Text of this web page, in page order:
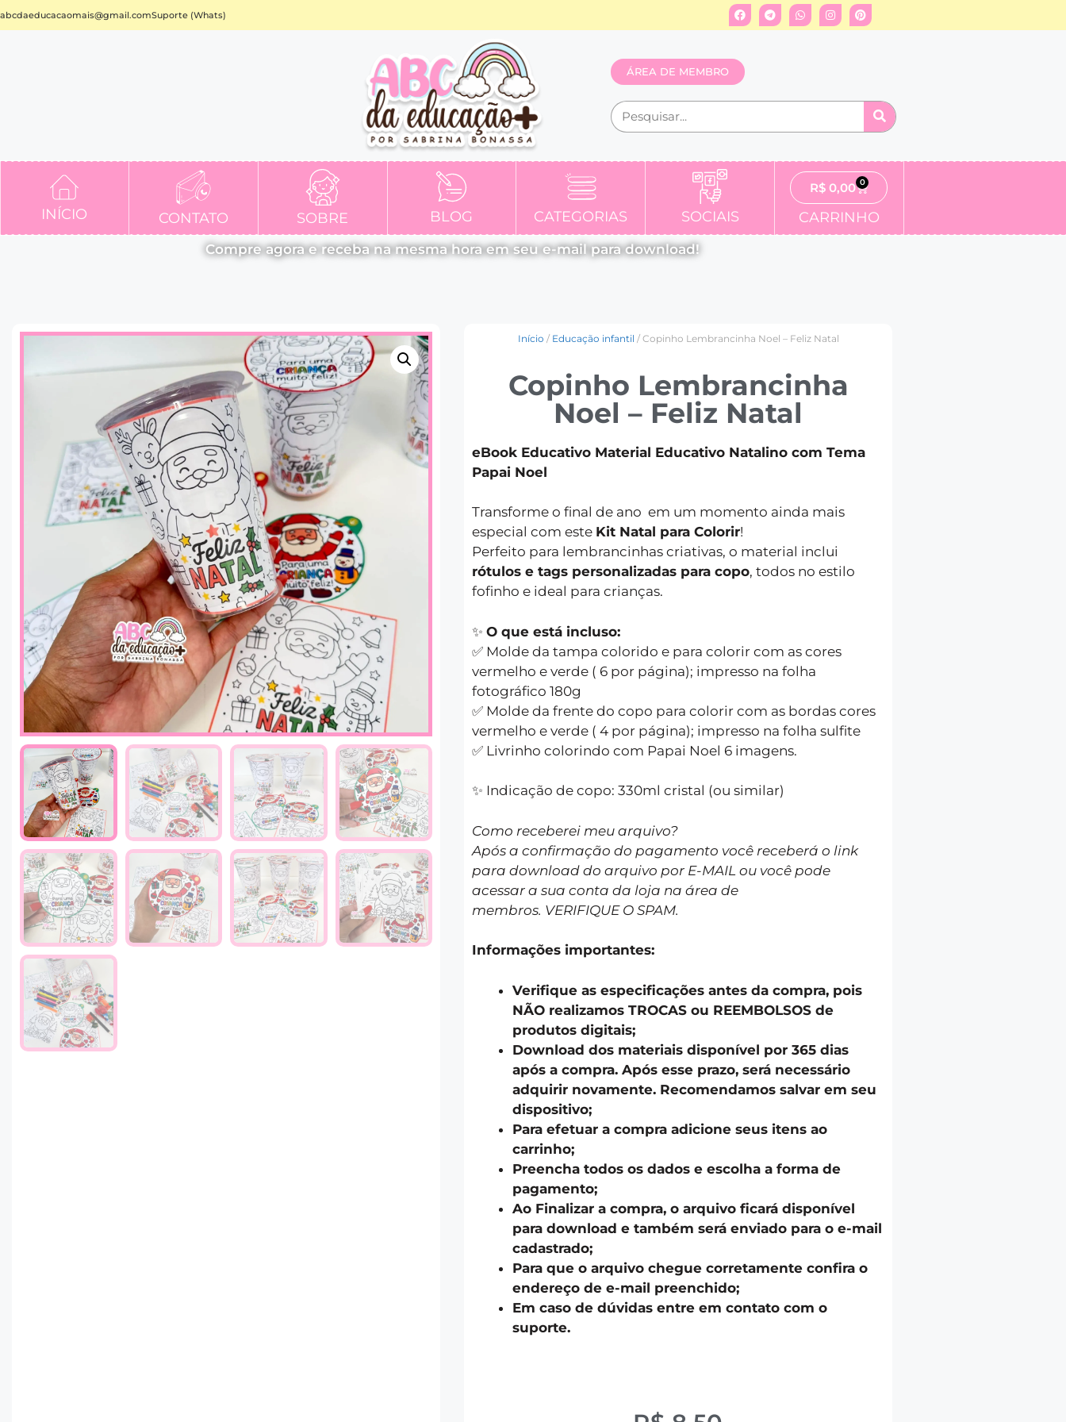
abcdaeducacaomais@gmail.comSuporte (Whats)
ÁREA DE MEMBRO
INÍCIO CONTATO SOBRE BLOG CATEGORIAS SOCIAIS
R$ 0,00 0
CARRINHO
Compre agora e receba na mesma hora em seu e-mail para download!
Início / Educação infantil / Copinho Lembrancinha Noel – Feliz Natal
Copinho Lembrancinha
Noel – Feliz Natal
eBook Educativo Material Educativo Natalino com Tema
Papai Noel
Transforme o final de ano em um momento ainda mais
especial com este Kit Natal para Colorir!
Perfeito para lembrancinhas criativas, o material inclui
rótulos e tags personalizadas para copo, todos no estilo
fofinho e ideal para crianças.
✨ O que está incluso:
✅ Molde da tampa colorido e para colorir com as cores
vermelho e verde ( 6 por página); impresso na folha
fotográfico 180g
✅ Molde da frente do copo para colorir com as bordas cores
vermelho e verde ( 4 por página); impresso na folha sulfite
✅ Livrinho colorindo com Papai Noel 6 imagens.
✨ Indicação de copo: 330ml cristal (ou similar)
Como receberei meu arquivo?
Após a confirmação do pagamento você receberá o link
para download do arquivo por E-MAIL ou você pode
acessar a sua conta da loja na área de
membros. VERIFIQUE O SPAM.
Informações importantes:
Verifique as especificações antes da compra, pois
NÃO realizamos TROCAS ou REEMBOLSOS de
produtos digitais;
Download dos materiais disponível por 365 dias
após a compra. Após esse prazo, será necessário
adquirir novamente. Recomendamos salvar em seu
dispositivo;
Para efetuar a compra adicione seus itens ao
carrinho;
Preencha todos os dados e escolha a forma de
pagamento;
Ao Finalizar a compra, o arquivo ficará disponível
para download e também será enviado para o e-mail
cadastrado;
Para que o arquivo chegue corretamente confira o
endereço de e-mail preenchido;
Em caso de dúvidas entre em contato com o
suporte.